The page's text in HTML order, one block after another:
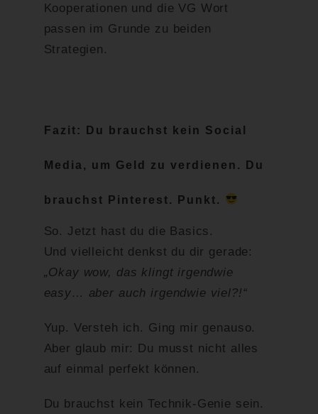
Kooperationen und die VG Wort
passen im Grunde zu beiden
Strategien.
Fazit: Du brauchst kein Social
Media, um Geld zu verdienen. Du
brauchst Pinterest. Punkt.
So. Jetzt hast du die Basics.
Und vielleicht denkst du dir gerade:
„Okay wow, das klingt irgendwie
easy… aber auch irgendwie viel?!“
Yup. Versteh ich. Ging mir genauso.
Aber glaub mir: Du musst nicht alles
auf einmal perfekt können.
Du brauchst kein Technik-Genie sein.